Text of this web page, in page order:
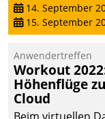
14. September
15. September
Anwendertreffen
Workout
Höhenflüge
Cloud